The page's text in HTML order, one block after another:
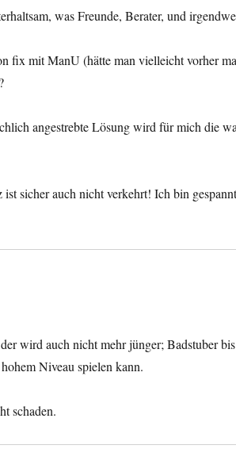
was Freunde, Berater, und
fix mit ManU (hätte man vielleicht vorher
angestrebte Lösung wird für mich die
sicher auch nicht verkehrt! Ich bin
wird auch nicht mehr jünger; Badstuber
Niveau spielen kann.
schaden.